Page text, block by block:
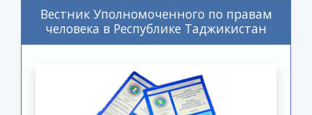
Вестник Уполномоченного по правам
человека в Республике Таджикистан